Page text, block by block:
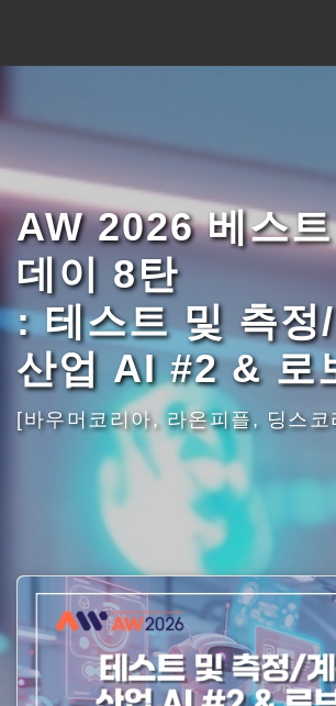
AW 2026 베스
데이 8탄
: 테스트 및 측정
산업 AI #2 & 로
[바우머코리아, 라온피플, 딩스